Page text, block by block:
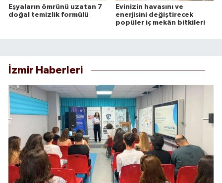
Eşyaların ömrünü uzatan 7
doğal temizlik formülü
Evinizin havasını ve
enerjisini değiştirecek
popüler iç mekân bitkileri
İzmir Haberleri